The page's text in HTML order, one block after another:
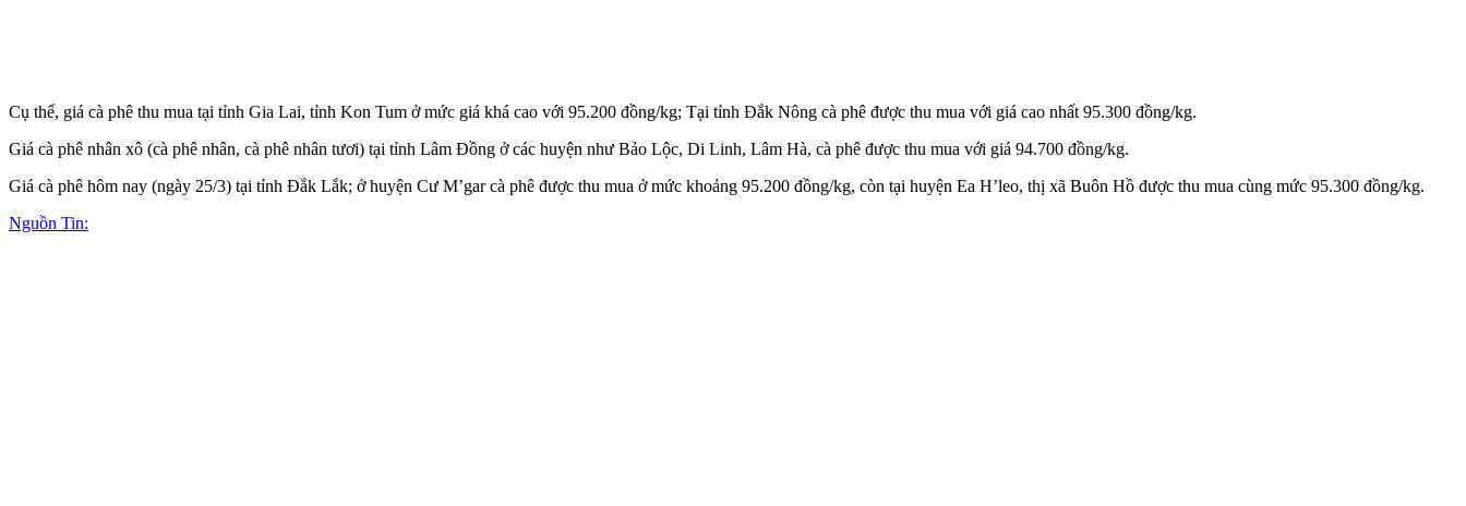
Cụ thể, giá cà phê thu mua tại tỉnh Gia Lai, tỉnh Kon Tum ở mức giá khá cao với 95.200 đồng/kg; Tại tỉnh Đắk Nông cà phê được thu mua với giá cao nhất 95.300 đồng/kg.
Giá cà phê nhân xô (cà phê nhân, cà phê nhân tươi) tại tỉnh Lâm Đồng ở các huyện như Bảo Lộc, Di Linh, Lâm Hà, cà phê được thu mua với giá 94.700 đồng/kg.
Giá cà phê hôm nay (ngày 25/3) tại tỉnh Đắk Lắk; ở huyện Cư M’gar cà phê được thu mua ở mức khoảng 95.200 đồng/kg, còn tại huyện Ea H’leo, thị xã Buôn Hồ được thu mua cùng mức 95.300 đồng/kg.
Nguồn Tin: